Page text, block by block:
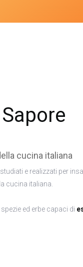
cucina italiana
e realizzati per
cucina italiana.
ed erbe capaci di